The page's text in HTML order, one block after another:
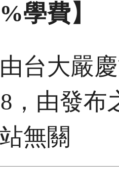
學費】
台大嚴
，由發
無關